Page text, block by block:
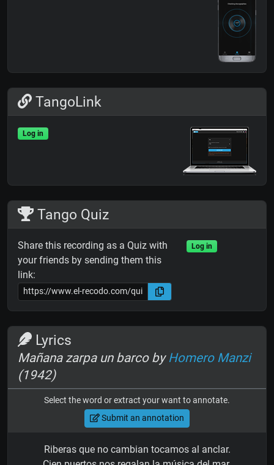
TangoLink
Log in
Tango Quiz
Share this recording as a Quiz with
your friends by sending them this
link:
Log in
Lyrics
Mañana zarpa un barco byHomero Manzi
(1942)
Select the word or extract your want to annotate.
Submit an annotation
Riberas que no cambian tocamos al anclar.